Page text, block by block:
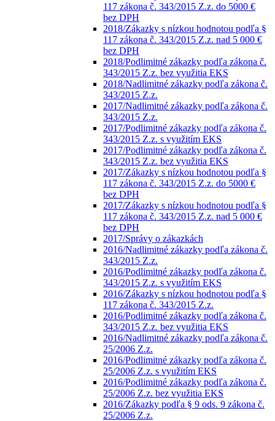
117 zákona č. 343/2015 Z.z. do 5000 €
bez DPH
2018/Zákazky s nízkou hodnotou podľa §
117 zákona č. 343/2015 Z.z. nad 5 000 €
bez DPH
2018/Podlimitné zákazky podľa zákona č.
343/2015 Z.z. bez využitia EKS
2018/Nadlimitné zákazky podľa zákona č.
343/2015 Z.z.
2017/Nadlimitné zákazky podľa zákona č.
343/2015 Z.z.
2017/Podlimitné zákazky podľa zákona č.
343/2015 Z.z. s využitím EKS
2017/Podlimitné zákazky podľa zákona č.
343/2015 Z.z. bez využitia EKS
2017/Zákazky s nízkou hodnotou podľa §
117 zákona č. 343/2015 Z.z. do 5000 €
bez DPH
2017/Zákazky s nízkou hodnotou podľa §
117 zákona č. 343/2015 Z.z. nad 5 000 €
bez DPH
2017/Správy o zákazkách
2016/Nadlimitné zákazky podľa zákona č.
343/2015 Z.z.
2016/Podlimitné zákazky podľa zákona č.
343/2015 Z.z. s využitím EKS
2016/Zákazky s nízkou hodnotou podľa §
117 zákona č. 343/2015 Z.z.
2016/Podlimitné zákazky podľa zákona č.
343/2015 Z.z. bez využitia EKS
2016/Nadlimitné zákazky podľa zákona č.
25/2006 Z.z.
2016/Podlimitné zákazky podľa zákona č.
25/2006 Z.z. s využitím EKS
2016/Podlimitné zákazky podľa zákona č.
25/2006 Z.z. bez využitia EKS
2016/Zákazky podľa § 9 ods. 9 zákona č.
25/2006 Z.z.